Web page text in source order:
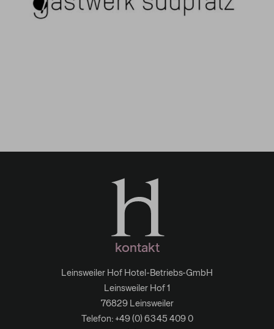
kontakt
Leinsweiler Hof Hotel-Betriebs-GmbH
Leinsweiler Hof 1
76829 Leinsweiler
Telefon: +49 (0) 6345 409 0